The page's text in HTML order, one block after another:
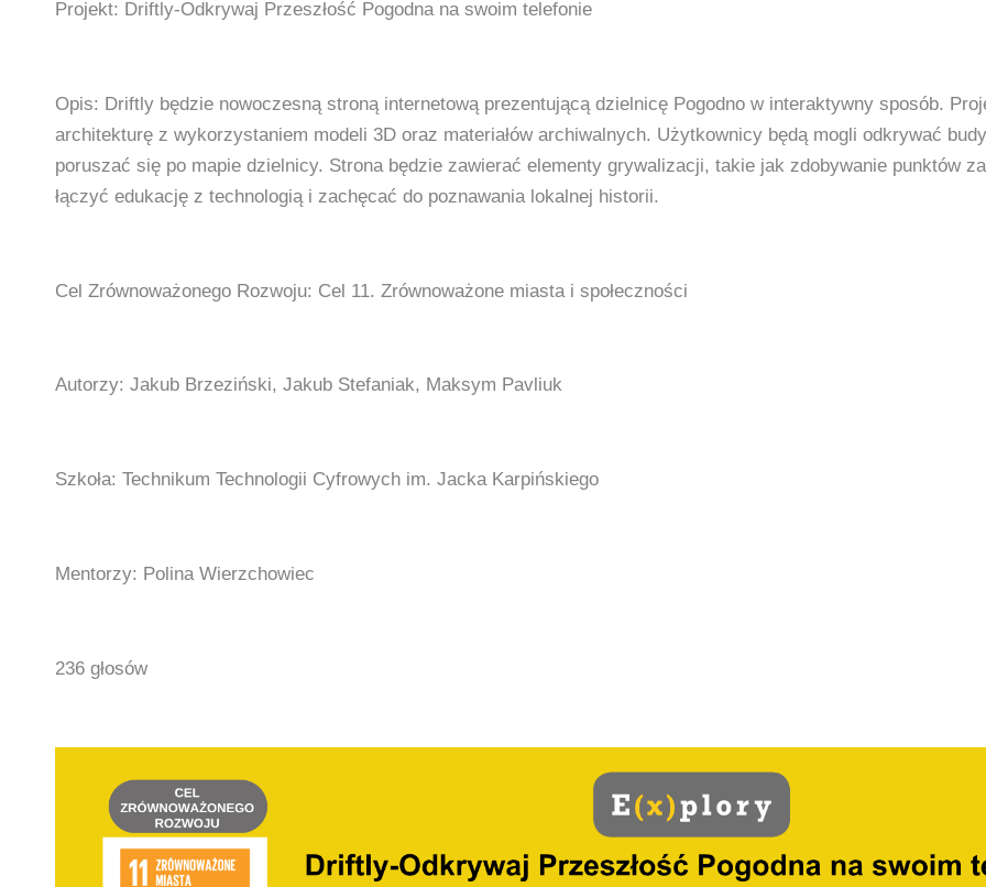
Projekt: Driftly-Odkrywaj Przeszłość Pogodna na swoim telefonie
Opis: Driftly będzie nowoczesną stroną internetową prezentującą dzielnicę Pogodno w interaktywny sposób.
architekturę z wykorzystaniem modeli 3D oraz materiałów archiwalnych. Użytkownicy będą mogli odkrywać
poruszać się po mapie dzielnicy. Strona będzie zawierać elementy grywalizacji, takie jak zdobywanie punktów
łączyć edukację z technologią i zachęcać do poznawania lokalnej historii.
Cel Zrównoważonego Rozwoju: Cel 11. Zrównoważone miasta i społeczności
Autorzy: Jakub Brzeziński, Jakub Stefaniak, Maksym Pavliuk
Szkoła: Technikum Technologii Cyfrowych im. Jacka Karpińskiego
Mentorzy: Polina Wierzchowiec
236 głosów